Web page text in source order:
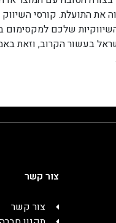
התועלת. קורסי השיווק
את היכולות השיווקיות
100 אלף משקי בית בישראל בעשור
צור קשר
צור קשר